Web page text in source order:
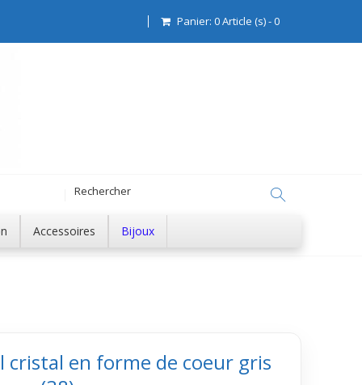
Panier: 0Article (s)-0
Accessoires Bijoux
cristal en forme de coeur gris